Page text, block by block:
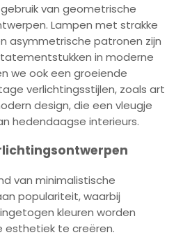
van geometrische
Lampen met strakke
asymmetrische patronen zijn
in moderne
we ook een groeiende
verlichtingsstijlen, zoals art
design, die een vleugje
hedendaagse interieurs.
van minimalistische
populariteit, waarbij
kleuren worden
esthetiek te creëren.